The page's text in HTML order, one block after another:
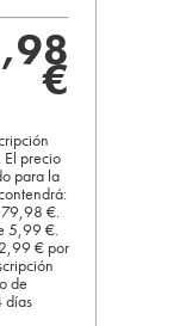
€
precio
para la
79,98 €.
5,99 €.
€ por
de
días